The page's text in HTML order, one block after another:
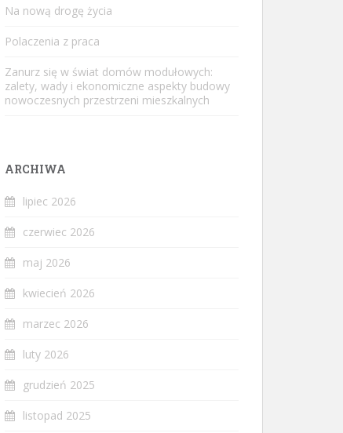
Na nową drogę życia
Polaczenia z praca
Zanurz się w świat domów modułowych:
zalety, wady i ekonomiczne aspekty budowy
nowoczesnych przestrzeni mieszkalnych
ARCHIWA
lipiec 2026
czerwiec 2026
maj 2026
kwiecień 2026
marzec 2026
luty 2026
grudzień 2025
listopad 2025